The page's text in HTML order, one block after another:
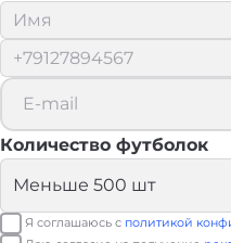
Количество футболок
Я соглашаюсь с политикой